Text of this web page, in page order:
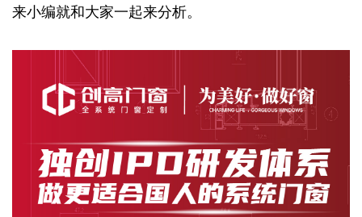
来小编就和大家一起来分析。